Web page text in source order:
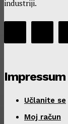
industriji.
Impressum
Učlanite se
Moj račun